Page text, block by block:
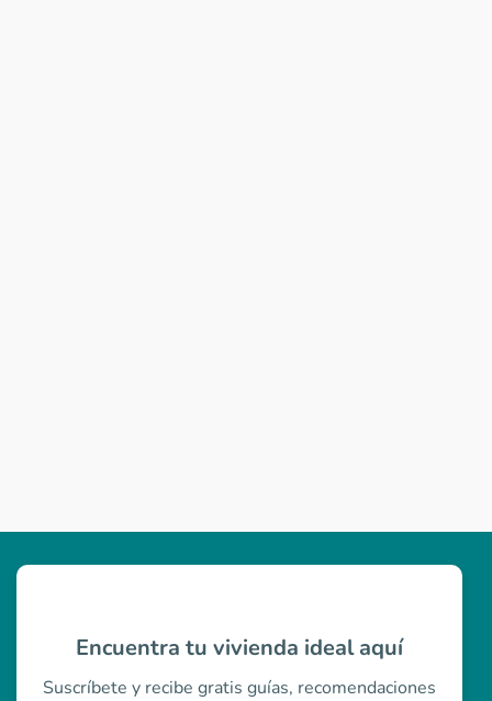
Encuentra tu vivienda ideal aquí
Suscríbete y recibe gratis guías, recomendaciones